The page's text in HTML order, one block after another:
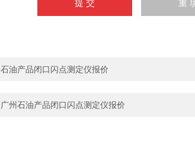
石油产品闭口闪点测定仪报价
广州石油产品闭口闪点测定仪报价